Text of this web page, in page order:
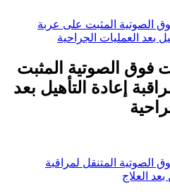
فوق الصوتية المثبت
إعادة التأهيل بعد